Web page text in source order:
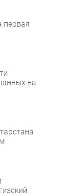
первая
на